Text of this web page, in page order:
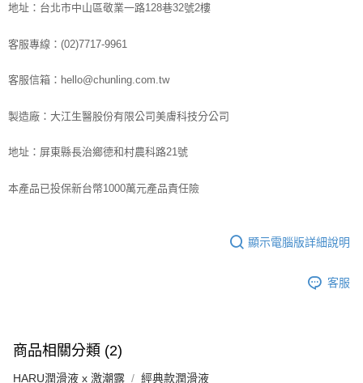
地址：台北市中山區敬業一路128巷32號2樓
客服專線：(02)7717-9961
客服信箱：hello@chunling.com.tw
製造廠：大江生醫股份有限公司美膚科技分公司
地址：屏東縣長治鄉德和村農科路21號
本產品已投保新台幣1000萬元產品責任險
顯示電腦版詳細說明
客服
商品相關分類 (2)
HARU潤滑液 x 激潮露 經典款潤滑液